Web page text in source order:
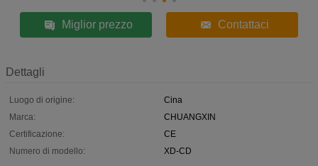
Miglior prezzo Contattaci
Dettagli
Luogo di origine:
Cina
Marca:
CHUANGXIN
Certificazione:
CE
Numero di modello:
XD-CD